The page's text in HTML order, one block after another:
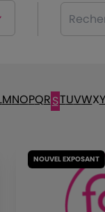
MNOPQRSTUVWXY
NOUVEL EXPOSANT